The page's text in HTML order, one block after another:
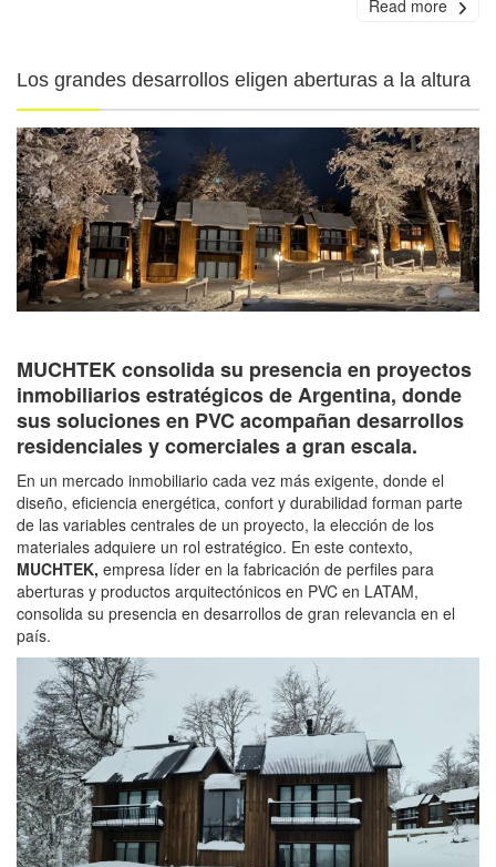
Read more
Los grandes desarrollos eligen aberturas a la altura
MUCHTEK consolida su presencia en proyectos
inmobiliarios estratégicos de Argentina, donde
sus soluciones en PVC acompañan desarrollos
residenciales y comerciales a gran escala.
En un mercado inmobiliario cada vez más exigente, donde el
diseño, eficiencia energética, confort y durabilidad forman parte
de las variables centrales de un proyecto, la elección de los
materiales adquiere un rol estratégico. En este contexto,
MUCHTEK, empresa líder en la fabricación de perfiles para
aberturas y productos arquitectónicos en PVC en LATAM,
consolida su presencia en desarrollos de gran relevancia en el
país.